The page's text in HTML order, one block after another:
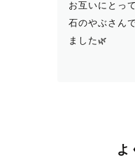
お互いにとっ
石のやぶさん
ました🌿
よ